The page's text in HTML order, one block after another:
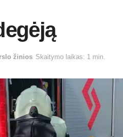
žinios Skaitymo laikas: 1 min.